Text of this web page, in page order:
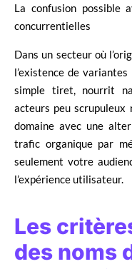
La confusion possible
concurrentielles
Dans un secteur où
l’existence de
simple tiret, nourrit
acteurs peu scrupuleux
domaine avec une
trafic organique par
seulement votre
l’expérience utilisateur.
Les
des noms